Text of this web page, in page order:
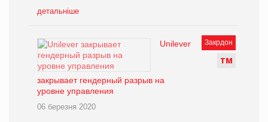
детальніше
Закрдон
ТМ
Unilever
закрывает гендерный разрыв на
уровне управления
06 березня 2020